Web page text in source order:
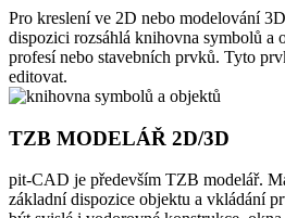
Pro kreslení ve 2D nebo modelování
dispozici rozsáhlá knihovna symbolů
profesí nebo stavebních prvků. Tyto
editovat.
TZB MODELÁŘ 2D/3D
pit-CAD je především TZB modelář.
základní dispozice objektu a vkládání